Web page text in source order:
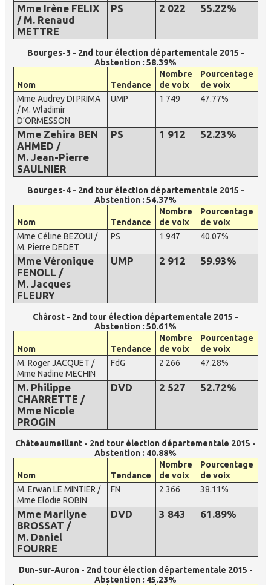
Mme Irène FELIX
/ M. Renaud
METTRE
PS 2 022 55.22%
Bourges-3 - 2nd tour élection départementale 2015 -
Abstention : 58.39%
Nom Tendance
Nombre
de voix
Pourcentage
de voix
Mme Audrey DI PRIMA
/ M. Wladimir
D’ORMESSON
UMP 1 749 47.77%
Mme Zehira BEN
AHMED /
M. Jean-Pierre
SAULNIER
PS 1 912 52.23%
Bourges-4 - 2nd tour élection départementale 2015 -
Abstention : 54.37%
Nom Tendance
Nombre
de voix
Pourcentage
de voix
Mme Céline BEZOUI /
M. Pierre DEDET
PS 1 947 40.07%
Mme Véronique
FENOLL /
M. Jacques
FLEURY
UMP 2 912 59.93%
Chârost - 2nd tour élection départementale 2015 -
Abstention : 50.61%
Nom Tendance
Nombre
de voix
Pourcentage
de voix
M. Roger JACQUET /
Mme Nadine MECHIN
FdG 2 266 47.28%
M. Philippe
CHARRETTE /
Mme Nicole
PROGIN
DVD 2 527 52.72%
Châteaumeillant - 2nd tour élection départementale 2015 -
Abstention : 40.88%
Nom Tendance
Nombre
de voix
Pourcentage
de voix
M. Erwan LE MINTIER /
Mme Elodie ROBIN
FN 2 366 38.11%
Mme Marilyne
BROSSAT /
M. Daniel
FOURRE
DVD 3 843 61.89%
Dun-sur-Auron - 2nd tour élection départementale 2015 -
Abstention : 45.23%